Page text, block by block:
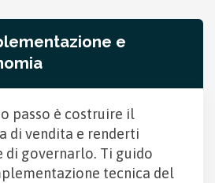
e
passo è costruire il
di vendita e renderti
di governarlo. Ti guido
tecnica del